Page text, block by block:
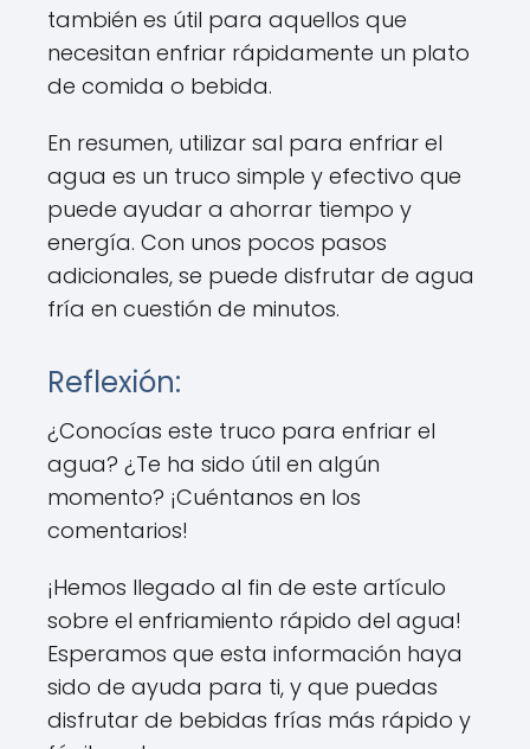
también es útil para aquellos que
necesitan enfriar rápidamente un plato
de comida o bebida.
En resumen, utilizar sal para enfriar el
agua es un truco simple y efectivo que
puede ayudar a ahorrar tiempo y
energía. Con unos pocos pasos
adicionales, se puede disfrutar de agua
fría en cuestión de minutos.
Reflexión:
¿Conocías este truco para enfriar el
agua? ¿Te ha sido útil en algún
momento? ¡Cuéntanos en los
comentarios!
¡Hemos llegado al fin de este artículo
sobre el enfriamiento rápido del agua!
Esperamos que esta información haya
sido de ayuda para ti, y que puedas
disfrutar de bebidas frías más rápido y